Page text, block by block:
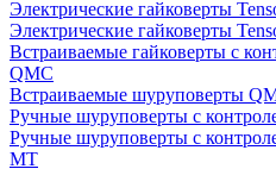
Электрические гайковерты
Электрические гайковерты
Встраиваемые гайковерты с
QMC
Встраиваемые шуруповерты
Ручные шуруповерты с
Ручные шуруповерты с
MT